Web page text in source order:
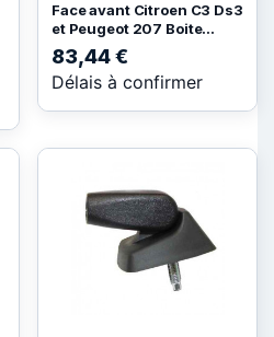
Face avant Citroen C3 Ds3
et Peugeot 207 Boite...
83,44 €
Délais à confirmer